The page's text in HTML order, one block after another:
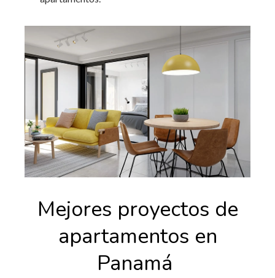
Mejores proyectos de
apartamentos en
Panamá